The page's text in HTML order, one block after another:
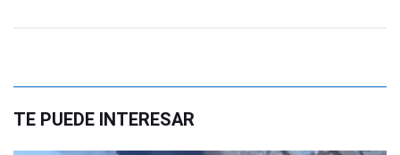
TE PUEDE INTERESAR